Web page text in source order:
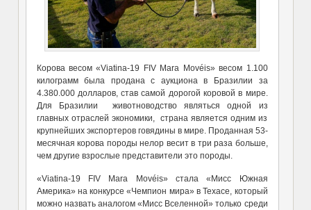
Корова весом «Viatina-19 FIV Mara Movéis» весом 1.100
килограмм была продана с аукциона в Бразилии за
4.380.000 долларов, став самой дорогой коровой в мире.
Для Бразилии животноводство являться одной из
главных отраслей экономики, страна является одним из
крупнейших экспортеров говядины в мире. Проданная 53-
месячная корова породы нелор весит в три раза больше,
чем другие взрослые представители это породы.
«Viatina-19 FIV Mara Movéis» стала «Мисс Южная
Америка» на конкурсе «Чемпион мира» в Техасе, который
можно назвать аналогом «Мисс Вселенной» только среди